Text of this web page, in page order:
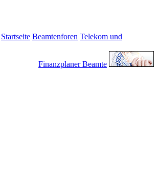
Startseite Beamtenforen Telekom und
Finanzplaner Beamte